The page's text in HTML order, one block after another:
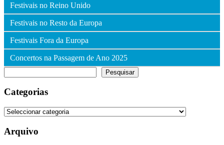
Festivais no Reino Unido
Festivais no Resto da Europa
Festivais Fora da Europa
Concertos na Passagem de Ano 2025
Pesquisar
Categorias
Categorias
Arquivo